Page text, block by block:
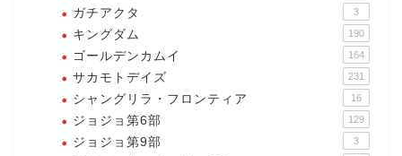
ガチアクタ 3
キングダム 190
ゴールデンカムイ 164
サカモトデイズ 231
シャングリラ・フロンティア 16
ジョジョ第6部 129
ジョジョ第9部 3